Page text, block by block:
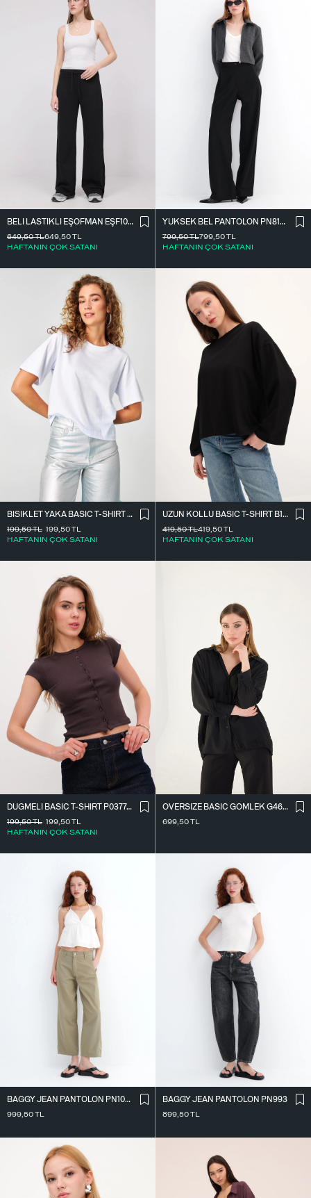
BELI LASTIKLI EŞOFMAN EŞF10308-P10
649,50TL
HAFTANIN ÇOK SATANI
649,50TL
YÜKSEK BEL PANTOLON PN8130-R4
799,50TL
HAFTANIN ÇOK SATANI
799,50TL
BISIKLET YAKA BASIC T-SHIRT P1002-E8
199,50TL
HAFTANIN ÇOK SATANI
199,50TL
UZUN KOLLU BASIC T-SHIRT B10571
419,50TL
HAFTANIN ÇOK SATANI
419,50TL
DÜĞMELI BASIC T-SHIRT P0377-K12
199,50TL
HAFTANIN ÇOK SATANI
199,50TL
OVERSIZE BASIC GÖMLEK G4612-Z2
699,50TL
BAGGY JEAN PANTOLON PN10028
999,50TL
BAGGY JEAN PANTOLON PN993
899,50TL